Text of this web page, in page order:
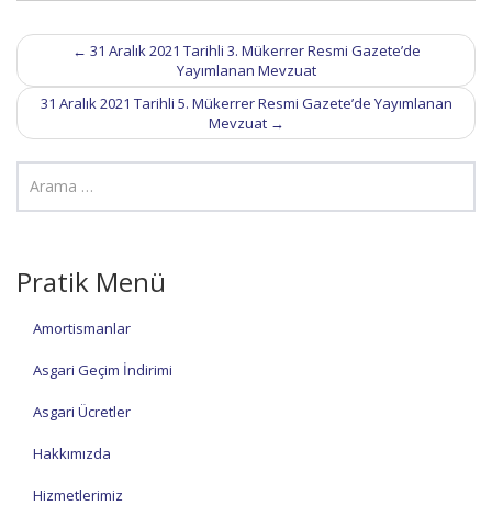
Post
navigation
← 31 Aralık 2021 Tarihli 3. Mükerrer Resmi Gazete’de
Yayımlanan Mevzuat
31 Aralık 2021 Tarihli 5. Mükerrer Resmi Gazete’de Yayımlanan
Mevzuat →
Pratik Menü
Amortismanlar
Asgari Geçim İndirimi
Asgari Ücretler
Hakkımızda
Hizmetlerimiz